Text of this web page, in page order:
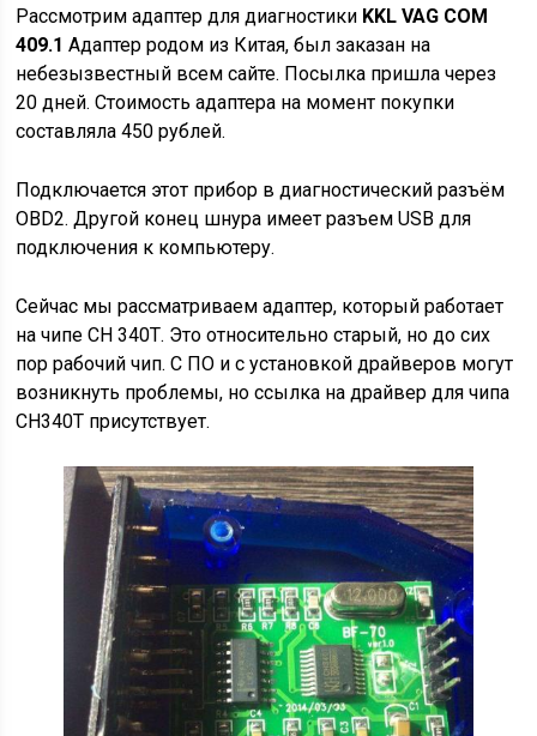
Рассмотрим адаптер для диагностики KKL VAG COM
409.1 Адаптер родом из Китая, был заказан на
небезызвестный всем сайте. Посылка пришла через
20 дней. Стоимость адаптера на момент покупки
составляла 450 рублей.
Подключается этот прибор в диагностический разъём
OBD2. Другой конец шнура имеет разъем USB для
подключения к компьютеру.
Сейчас мы рассматриваем адаптер, который работает
на чипе CH 340Т. Это относительно старый, но до сих
пор рабочий чип. С ПО и с установкой драйверов могут
возникнуть проблемы, но ссылка на драйвер для чипа
CH340T присутствует.